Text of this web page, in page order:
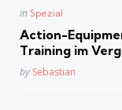
Posted
in Spezial
Action-
Training im
Posted
by Sebastian